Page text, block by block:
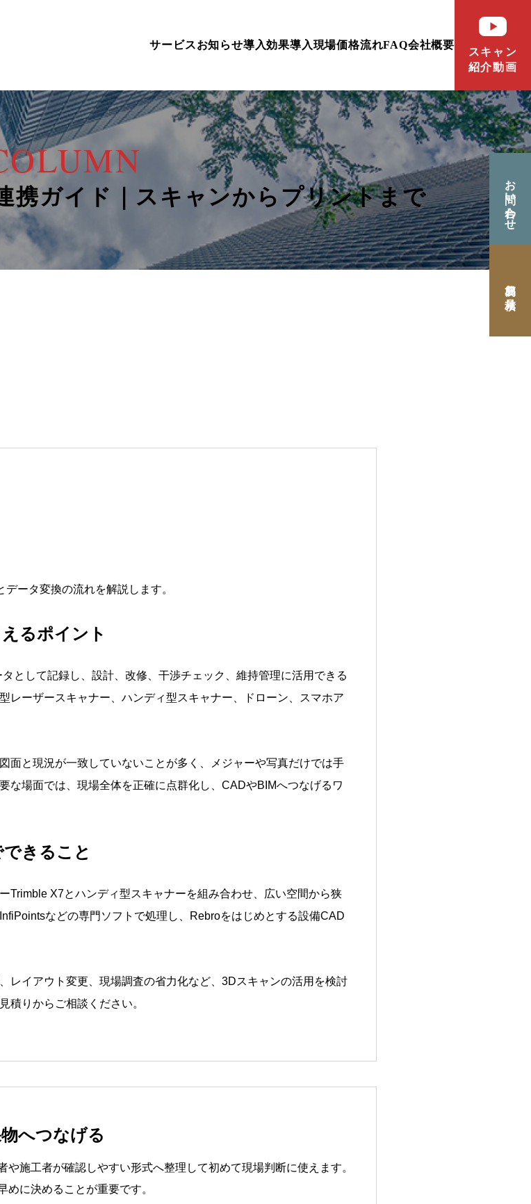
サービスお知らせ導入効果導入現場価格流れFAQ会社概要
スキャン
紹介動画
お問い合わせ
簡易お見積り
携ガイド｜スキャンからプリントまで
ータ変換の流れを解説します。
るポイント
として記録し、設計、改修、干渉チェック、維持管理に活用できる
レーザースキャナー、ハンディ型スキャナー、ドローン、スマホア
面と現況が一致していないことが多く、メジャーや写真だけでは手
な場面では、現場全体を正確に点群化し、CADやBIMへつなげるワ
きること
Trimble X7とハンディ型スキャナーを組み合わせ、広い空間から狭
などの専門ソフトで処理し、Rebroをはじめとする設備CAD
レイアウト変更、現場調査の省力化など、3Dスキャンの活用を検討
積りからご相談ください。
へつなげる
施工者が確認しやすい形式へ整理して初めて現場判断に使えます。
に決めることが重要です。